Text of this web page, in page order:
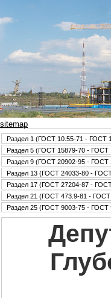
sitemap
Раздел 1 (ГОСТ 10.55-71 - ГОСТ
Раздел 5 (ГОСТ 15879-70 - ГОСТ
Раздел 9 (ГОСТ 20902-95 - ГОСТ
Раздел 13 (ГОСТ 24033-80 -
Раздел 17 (ГОСТ 27204-87 -
Раздел 21 (ГОСТ 473.9-81 - ГОСТ
Раздел 25 (ГОСТ 9003-75 - ГОСТ